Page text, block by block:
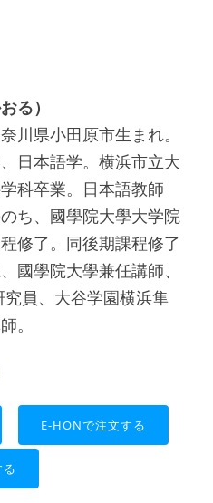
る）
川県小田原市生まれ。
日本語学。横浜市立大
科卒業。日本語教師
ち、國學院大學大学院
修了。同後期課程修了
國學院大學兼任講師、
究員、大谷学園横浜隼
。
E-HONで注文する